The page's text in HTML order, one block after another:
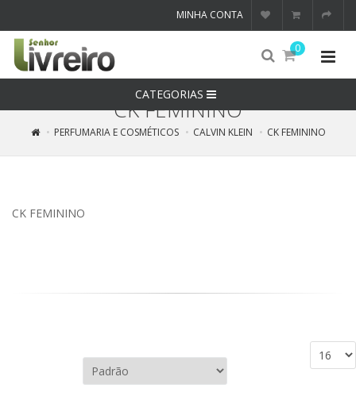
MINHA CONTA
0
CATEGORIAS
CK FEMININO
PERFUMARIA E COSMÉTICOS CALVIN KLEIN CK FEMININO
CK FEMININO